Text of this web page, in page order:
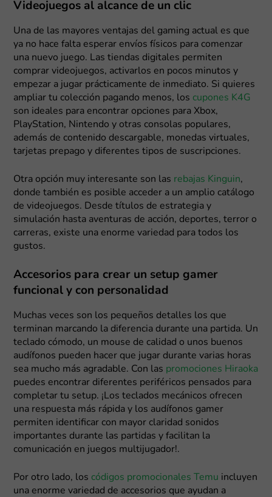
Videojuegos al alcance de un clic
Una de las mayores ventajas del gaming actual es que
ya no hace falta esperar envíos físicos para comenzar
una nuevo juego. Las tiendas digitales permiten
comprar videojuegos, activarlos en pocos minutos y
empezar a jugar prácticamente de inmediato. Si quieres
ampliar tu colección pagando menos, los cupones K4G
son ideales para encontrar opciones para Xbox,
PlayStation, Nintendo y otras consolas populares,
además de contenido descargable, monedas virtuales,
tarjetas prepago y diferentes tipos de suscripciones.
Otra opción muy interesante son las rebajas Kinguin,
donde también es posible acceder a un amplio catálogo
de videojuegos. Desde títulos de estrategia y
simulación hasta aventuras de acción, deportes, terror o
carreras, existe una enorme variedad para todos los
gustos.
Accesorios para crear un setup gamer
funcional y con personalidad
Muchas veces son los pequeños detalles los que
terminan marcando la diferencia durante una partida. Un
teclado cómodo, un mouse de calidad o unos buenos
audífonos pueden hacer que jugar durante varias horas
sea mucho más agradable. Con las promociones Hiraoka
puedes encontrar diferentes periféricos pensados para
completar tu setup. ¡Los teclados mecánicos ofrecen
una respuesta más rápida y los audífonos gamer
permiten identificar con mayor claridad sonidos
importantes durante las partidas y facilitan la
comunicación en juegos multijugador!.
Por otro lado, los códigos promocionales Temu incluyen
una enorme variedad de accesorios que ayudan a